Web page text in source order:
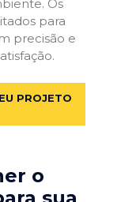
Os
para
precisão e
PROJETO
o
sua